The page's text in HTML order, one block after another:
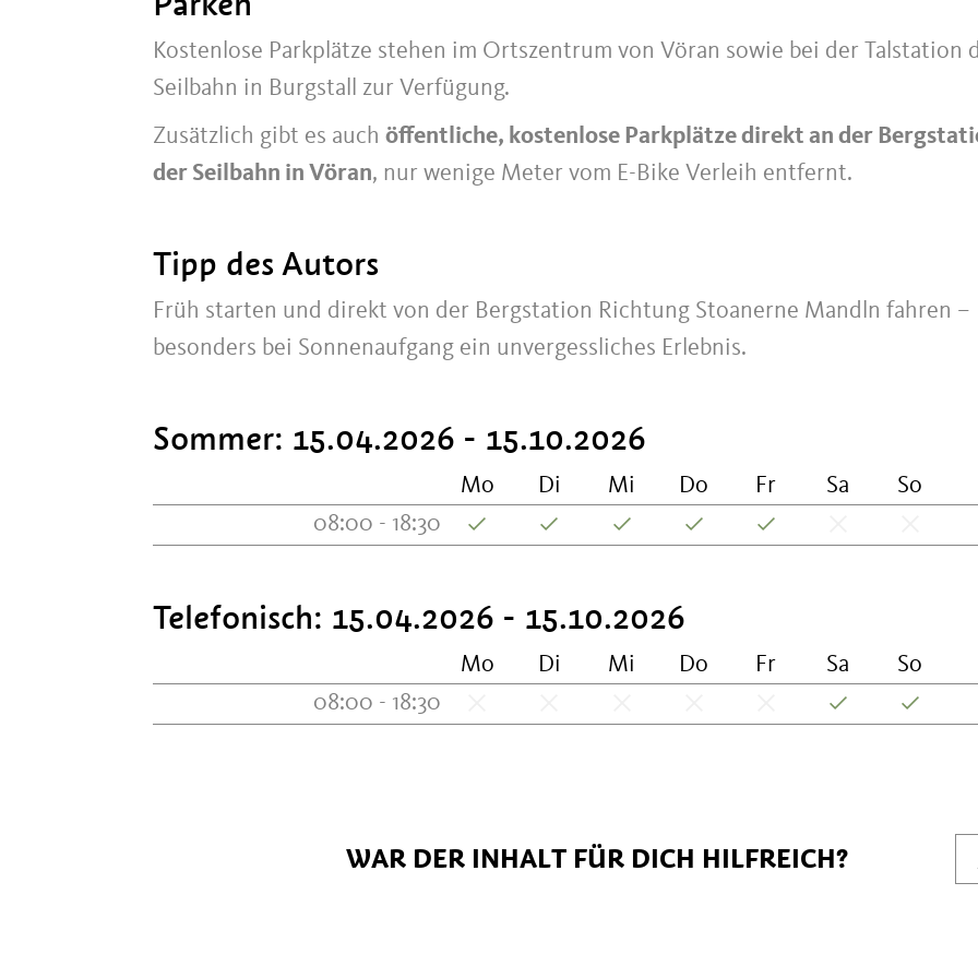
Kostenlose Parkplätze stehen im Ortszentrum von Vöran sowie bei der Talstation
Seilbahn in Burgstall zur Verfügung.
Zusätzlich gibt es auch öffentliche, kostenlose Parkplätze direkt an der
der Seilbahn in Vöran, nur wenige Meter vom E-Bike Verleih entfernt.
Tipp des Autors
Früh starten und direkt von der Bergstation Richtung Stoanerne Mandln fahren –
besonders bei Sonnenaufgang ein unvergessliches Erlebnis.
Sommer: 15.04.2026 - 15.10.2026
Mo Di Mi Do Fr Sa
So
08:00 - 18:30
Telefonisch: 15.04.2026 - 15.10.2026
Mo Di Mi Do Fr Sa
So
08:00 - 18:30
WAR DER INHALT FÜR DICH HILFREICH?